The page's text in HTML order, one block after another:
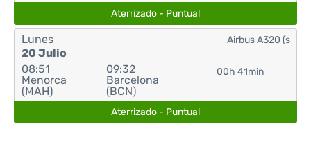
Aterrizado - Puntual
Lunes
20 Julio
08:51
Menorca
(MAH)
09:32
Barcelona
(BCN)
00h 41min
Airbus A320 (s
Aterrizado - Puntual